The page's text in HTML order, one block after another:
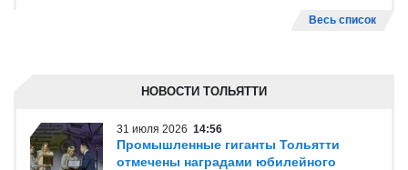
Весь список
НОВОСТИ ТОЛЬЯТТИ
31 июля 2026 14:56
Промышленные гиганты Тольятти
отмечены наградами юбилейного